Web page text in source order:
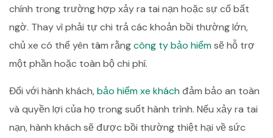
chính trong trường hợp xảy ra tai nạn hoặc sự cố bất
ngờ. Thay vì phải tự chi trả các khoản bồi thường lớn,
chủ xe có thể yên tâm rằngcông ty bảo hiểmsẽ hỗ trợ
một phần hoặc toàn bộ chi phí.
Đối với hành khách,bảo hiểm xe kháchđảm bảo an toàn
và quyền lợi của họ trong suốt hành trình. Nếu xảy ra tai
nạn, hành khách sẽ được bồi thường thiệt hại về sức